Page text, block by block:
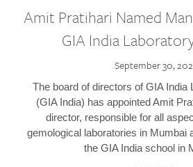
Amit Pratihari Named
GIA India
September 30,
The board of directors of GIA India
(GIA India) has appointed Amit
director, responsible for all
gemological laboratories in Mumbai
the GIA India school in